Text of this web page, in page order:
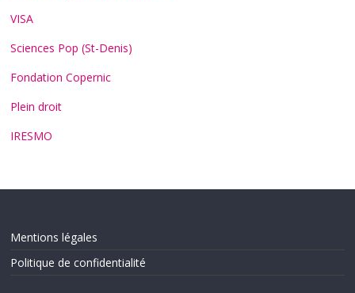
VISA
Sciences Pop (St-Denis)
Fondation Copernic
Plein droit
IRESMO
Mentions légales
Politique de confidentialité